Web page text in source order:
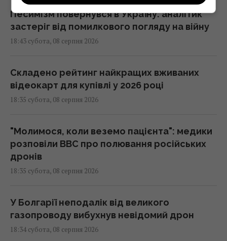
Песимізм повернувся в Україну: аналітик
застеріг від помилкового погляду на війну
18:43 субота, 08 серпня 2026
Складено рейтинг найкращих вживаних
відеокарт для купівлі у 2026 році
18:35 субота, 08 серпня 2026
"Молимося, коли веземо пацієнта": медики
розповіли BBC про полювання російських
дронів
18:35 субота, 08 серпня 2026
У Болгарії неподалік від великого
газопроводу вибухнув невідомий дрон
18:34 субота, 08 серпня 2026